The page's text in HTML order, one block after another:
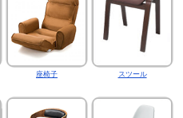
座椅子 スツール